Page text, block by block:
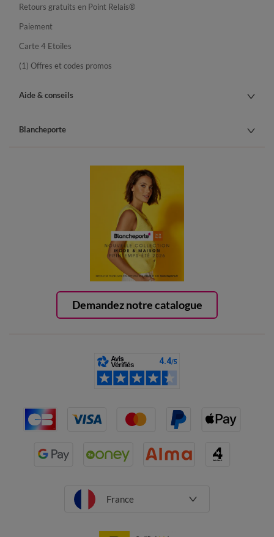
Demandez notre catalogue
Retours gratuits en Point Relais®
Paiement
Carte 4 Etoiles
(1) Offres et codes promos
Aide & conseils
Blancheporte
France